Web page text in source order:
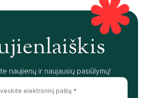
naujienų ir naujausių pasiūlymų!